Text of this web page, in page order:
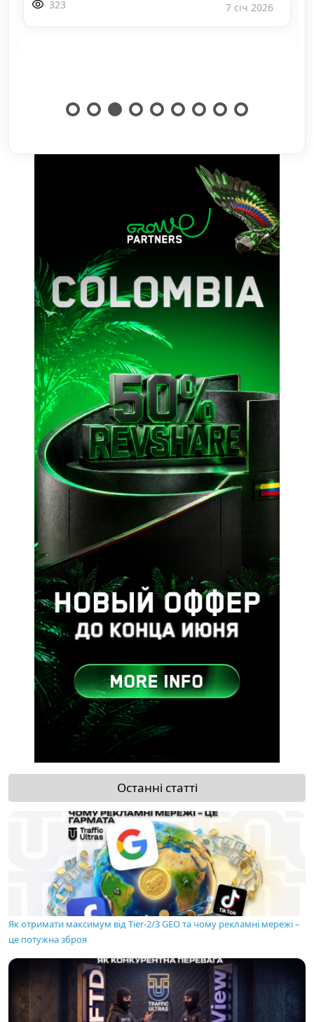
323 7 січ 2026
Останні статті
Як отримати максимум від Tier-2/3 GEO та чому рекламні мережі –
це потужна зброя